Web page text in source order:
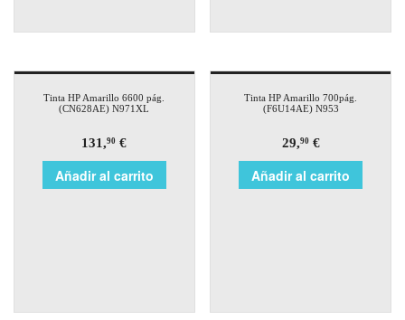
Tinta HP Amarillo 6600 pág.
(CN628AE) N971XL
131,90 €
Añadir al carrito
Tinta HP Amarillo 700pág.
(F6U14AE) N953
29,90€
Añadir al carrito